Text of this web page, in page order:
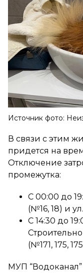
Источник фото:
В связи с этим
придется на
Отключение
промежутка:
С 00:00 до
(№16, 18) и
С 14:30 до
(№171, 175,
МУП